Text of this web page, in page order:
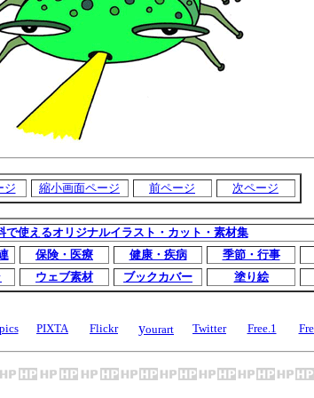
ジ 縮小画面ページ 前ページ 次ページ
で使えるオリジナルイラスト・カット・素材集
保険・医療 健康・疾病 季節・行事
ウェブ素材 ブックカバー 塗り絵
PIXTA Flickr yourart Twitter Free.1